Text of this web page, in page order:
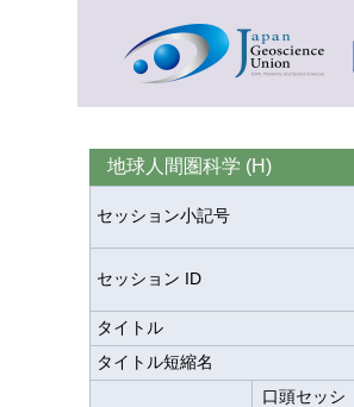
地球人間圏科学 (H)
セッション小記号
セッション ID
タイトル
タイトル短縮名
口頭セッシ